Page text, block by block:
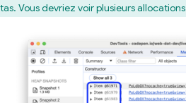
tas. Vous devriez voir plusieurs allocations